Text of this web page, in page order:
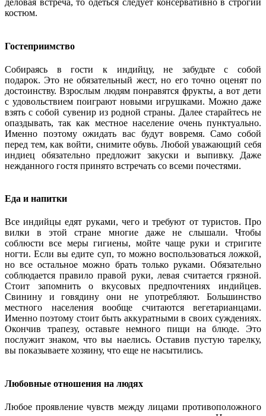
деловая встреча, то одеться следует консервативно в строгий
костюм.
Гостеприимство
Собираясь в гости к индийцу, не забудьте с собой
подарок. Это не обязательный жест, но его точно оценят по
достоинству. Взрослым людям понравятся фрукты, а вот дети
с удовольствием поиграют новыми игрушками. Можно даже
взять с собой сувенир из родной страны. Далее старайтесь не
опаздывать, так как местное население очень пунктуально.
Именно поэтому ожидать вас будут вовремя. Само собой
перед тем, как войти, снимите обувь. Любой уважающий себя
индиец обязательно предложит закуски и выпивку. Даже
нежданного гостя принято встречать со всеми почестями.
Еда и напитки
Все индийцы едят руками, чего и требуют от туристов. Про
вилки в этой стране многие даже не слышали. Чтобы
соблюсти все меры гигиены, мойте чаще руки и стригите
ногти. Если вы едите суп, то можно воспользоваться ложкой,
но все остальное можно брать только руками. Обязательно
соблюдается правило правой руки, левая считается грязной.
Стоит запомнить о вкусовых предпочтениях индийцев.
Свинину и говядину они не употребляют. Большинство
местного населения вообще считаются вегетарианцами.
Именно поэтому стоит быть аккуратными в своих суждениях.
Окончив трапезу, оставьте немного пищи на блюде. Это
послужит знаком, что вы наелись. Оставив пустую тарелку,
вы показываете хозяину, что еще не насытились.
Любовные отношения на людях
Любое проявление чувств между лицами противоположного